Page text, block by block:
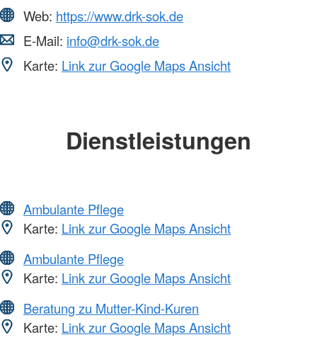
Web: https://www.drk-sok.de
E-Mail: info@drk-sok.de
Karte: Link zur Google Maps Ansicht
Dienstleistungen
Ambulante Pflege
Karte: Link zur Google Maps Ansicht
Ambulante Pflege
Karte: Link zur Google Maps Ansicht
Beratung zu Mutter-Kind-Kuren
Karte: Link zur Google Maps Ansicht